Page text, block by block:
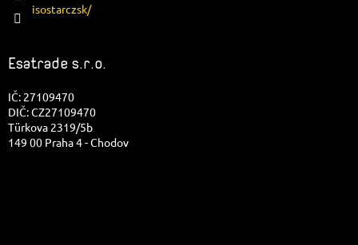
isostarczsk/
Esatrade s.r.o.
IČ: 27109470
DIČ: CZ27109470
Türkova 2319/5b
149 00 Praha 4 - Chodov